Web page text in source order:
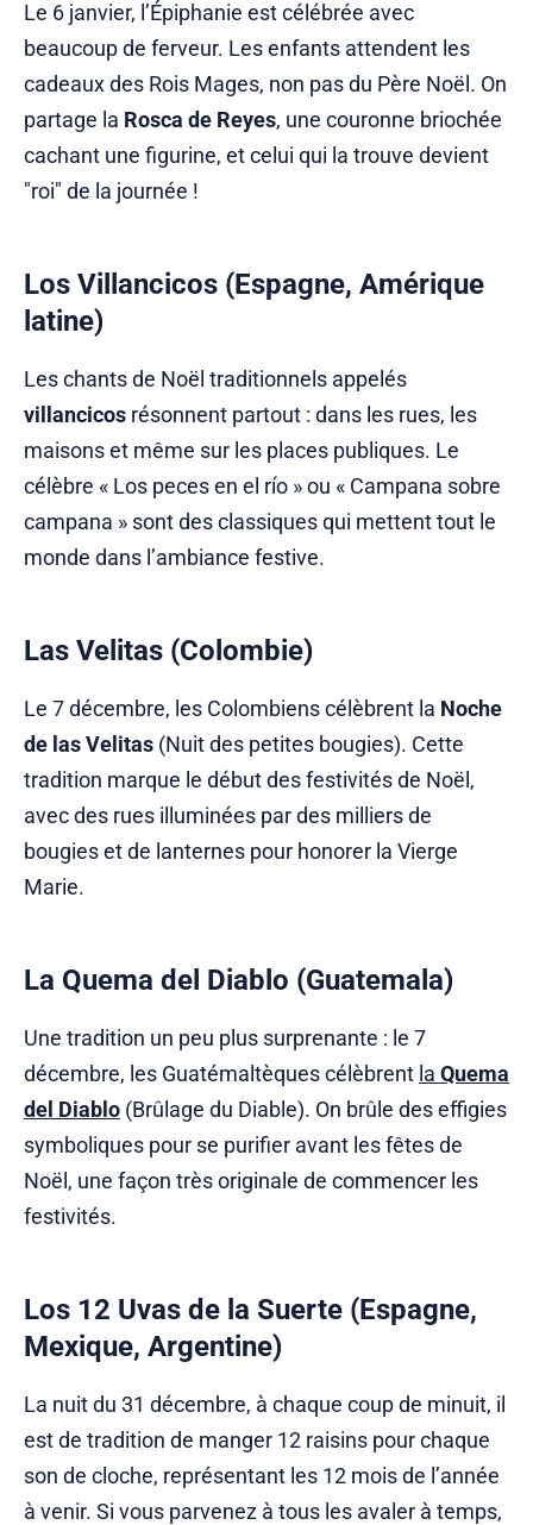
Le 6 janvier, l’Épiphanie est célébrée avec
beaucoup de ferveur. Les enfants attendent les
cadeaux des Rois Mages, non pas du Père Noël. On
partage la Rosca de Reyes, une couronne briochée
cachant une figurine, et celui qui la trouve devient
"roi" de la journée !
Los Villancicos (Espagne, Amérique
latine)
Les chants de Noël traditionnels appelés
villancicos résonnent partout : dans les rues, les
maisons et même sur les places publiques. Le
célèbre « Los peces en el río » ou « Campana sobre
campana » sont des classiques qui mettent tout le
monde dans l’ambiance festive.
Las Velitas (Colombie)
Le 7 décembre, les Colombiens célèbrent la Noche
de las Velitas (Nuit des petites bougies). Cette
tradition marque le début des festivités de Noël,
avec des rues illuminées par des milliers de
bougies et de lanternes pour honorer la Vierge
Marie.
La Quema del Diablo (Guatemala)
Une tradition un peu plus surprenante : le 7
décembre, les Guatémaltèques célèbrent la Quema
del Diablo (Brûlage du Diable). On brûle des effigies
symboliques pour se purifier avant les fêtes de
Noël, une façon très originale de commencer les
festivités.
Los 12 Uvas de la Suerte (Espagne,
Mexique, Argentine)
La nuit du 31 décembre, à chaque coup de minuit, il
est de tradition de manger 12 raisins pour chaque
son de cloche, représentant les 12 mois de l’année
à venir. Si vous parvenez à tous les avaler à temps,